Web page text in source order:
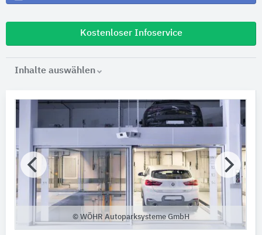
Kostenloser Infoservice
Inhalte auswählen
© WÖHR Autoparksysteme GmbH